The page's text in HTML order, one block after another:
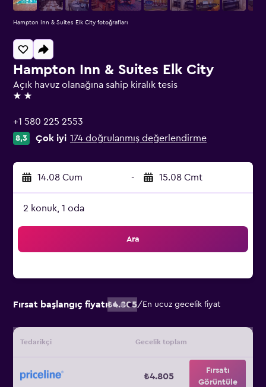
Hampton Inn & Suites Elk City
Açık havuz olanağına sahip kiralık tesis
2 yıldız
+1 580 225 2553
8,3 Çok iyi 174 doğrulanmış değerlendirme
14.08 Cum - 15.08 Cmt
2 konuk, 1 oda
Ara
Fırsat başlangıç fiyatı₺4.805/ En ucuz gecelik fiyat
Tedarikçi Gecelik toplam
₺4.805
Fırsatı
Görüntüle
Hampton Inn & Suites Elk City fotoğrafları